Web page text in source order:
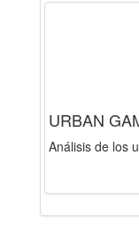
URBAN
Análisis de los